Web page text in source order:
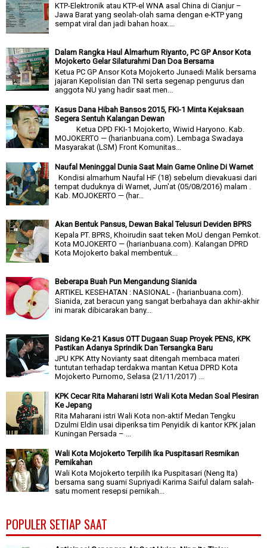
KTP-Elektronik atau KTP-el WNA asal China di Cianjur –
Jawa Barat yang seolah-olah sama dengan e-KTP yang
sempat viral dan jadi bahan hoax....
Dalam Rangka Haul Almarhum Riyanto, PC GP Ansor Kota
Mojokerto Gelar Silaturahmi Dan Doa Bersama
Ketua PC GP Ansor Kota Mojokerto Junaedi Malik bersama
jajaran Kepolisian dan TNI serta segenap pengurus dan
anggota NU yang hadir saat men...
Kasus Dana Hibah Bansos 2015, FKI-1 Minta Kejaksaan
Segera Sentuh Kalangan Dewan
Ketua DPD FKI-1 Mojokerto, Wiwid Haryono. Kab.
MOJOKERTO — (harianbuana.com). Lembaga Swadaya
Masyarakat (LSM) Front Komunitas...
Naufal Meninggal Dunia Saat Main Game Online Di Warnet
Kondisi almarhum Naufal HF (18) sebelum dievakuasi dari
tempat duduknya di Warnet, Jum'at (05/08/2016) malam .
Kab. MOJOKERTO — (har...
Akan Bentuk Pansus, Dewan Bakal Telusuri Deviden BPRS
Kepala PT. BPRS, Khoirudin saat teken MoU dengan Pemkot.
Kota MOJOKERTO — (harianbuana.com). Kalangan DPRD
Kota Mojokerto bakal membentuk...
Beberapa Buah Pun Mengandung Sianida
ARTIKEL KESEHATAN : NASIONAL - (harianbuana.com).
Sianida, zat beracun yang sangat berbahaya dan akhir-akhir
ini marak dibicarakan bany...
Sidang Ke-21 Kasus OTT Dugaan Suap Proyek PENS, KPK
Pastikan Adanya Sprindik Dan Tersangka Baru
JPU KPK Atty Novianty saat ditengah membaca materi
tuntutan terhadap terdakwa mantan Ketua DPRD Kota
Mojokerto Purnomo, Selasa (21/11/2017) ...
KPK Cecar Rita Maharani Istri Wali Kota Medan Soal Plesiran
Ke Jepang
Rita Maharani istri Wali Kota non-aktif Medan Tengku
Dzulmi Eldin usai diperiksa tim Penyidik di kantor KPK jalan
Kuningan Persada – ...
Wali Kota Mojokerto Terpilih Ika Puspitasari Resmikan
Pernikahan
Wali Kota Mojokerto terpilih Ika Puspitasari (Neng Ita)
bersama sang suami Supriyadi Karima Saiful dalam salah-
satu moment resepsi pernikah...
POPULER SETIAP SAAT